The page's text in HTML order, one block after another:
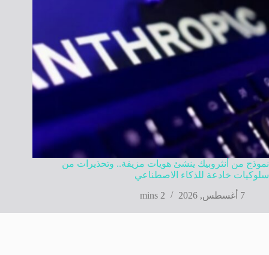
نموذج من أنثروبيك ينشئ هويات مزيفة.. وتحذيرات من
سلوكيات خادعة للذكاء الاصطناعي
7 أغسطس, 2026
2 mins